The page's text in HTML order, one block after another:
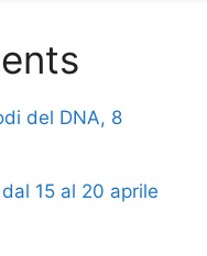
del DNA, 8
15 al 20 aprile